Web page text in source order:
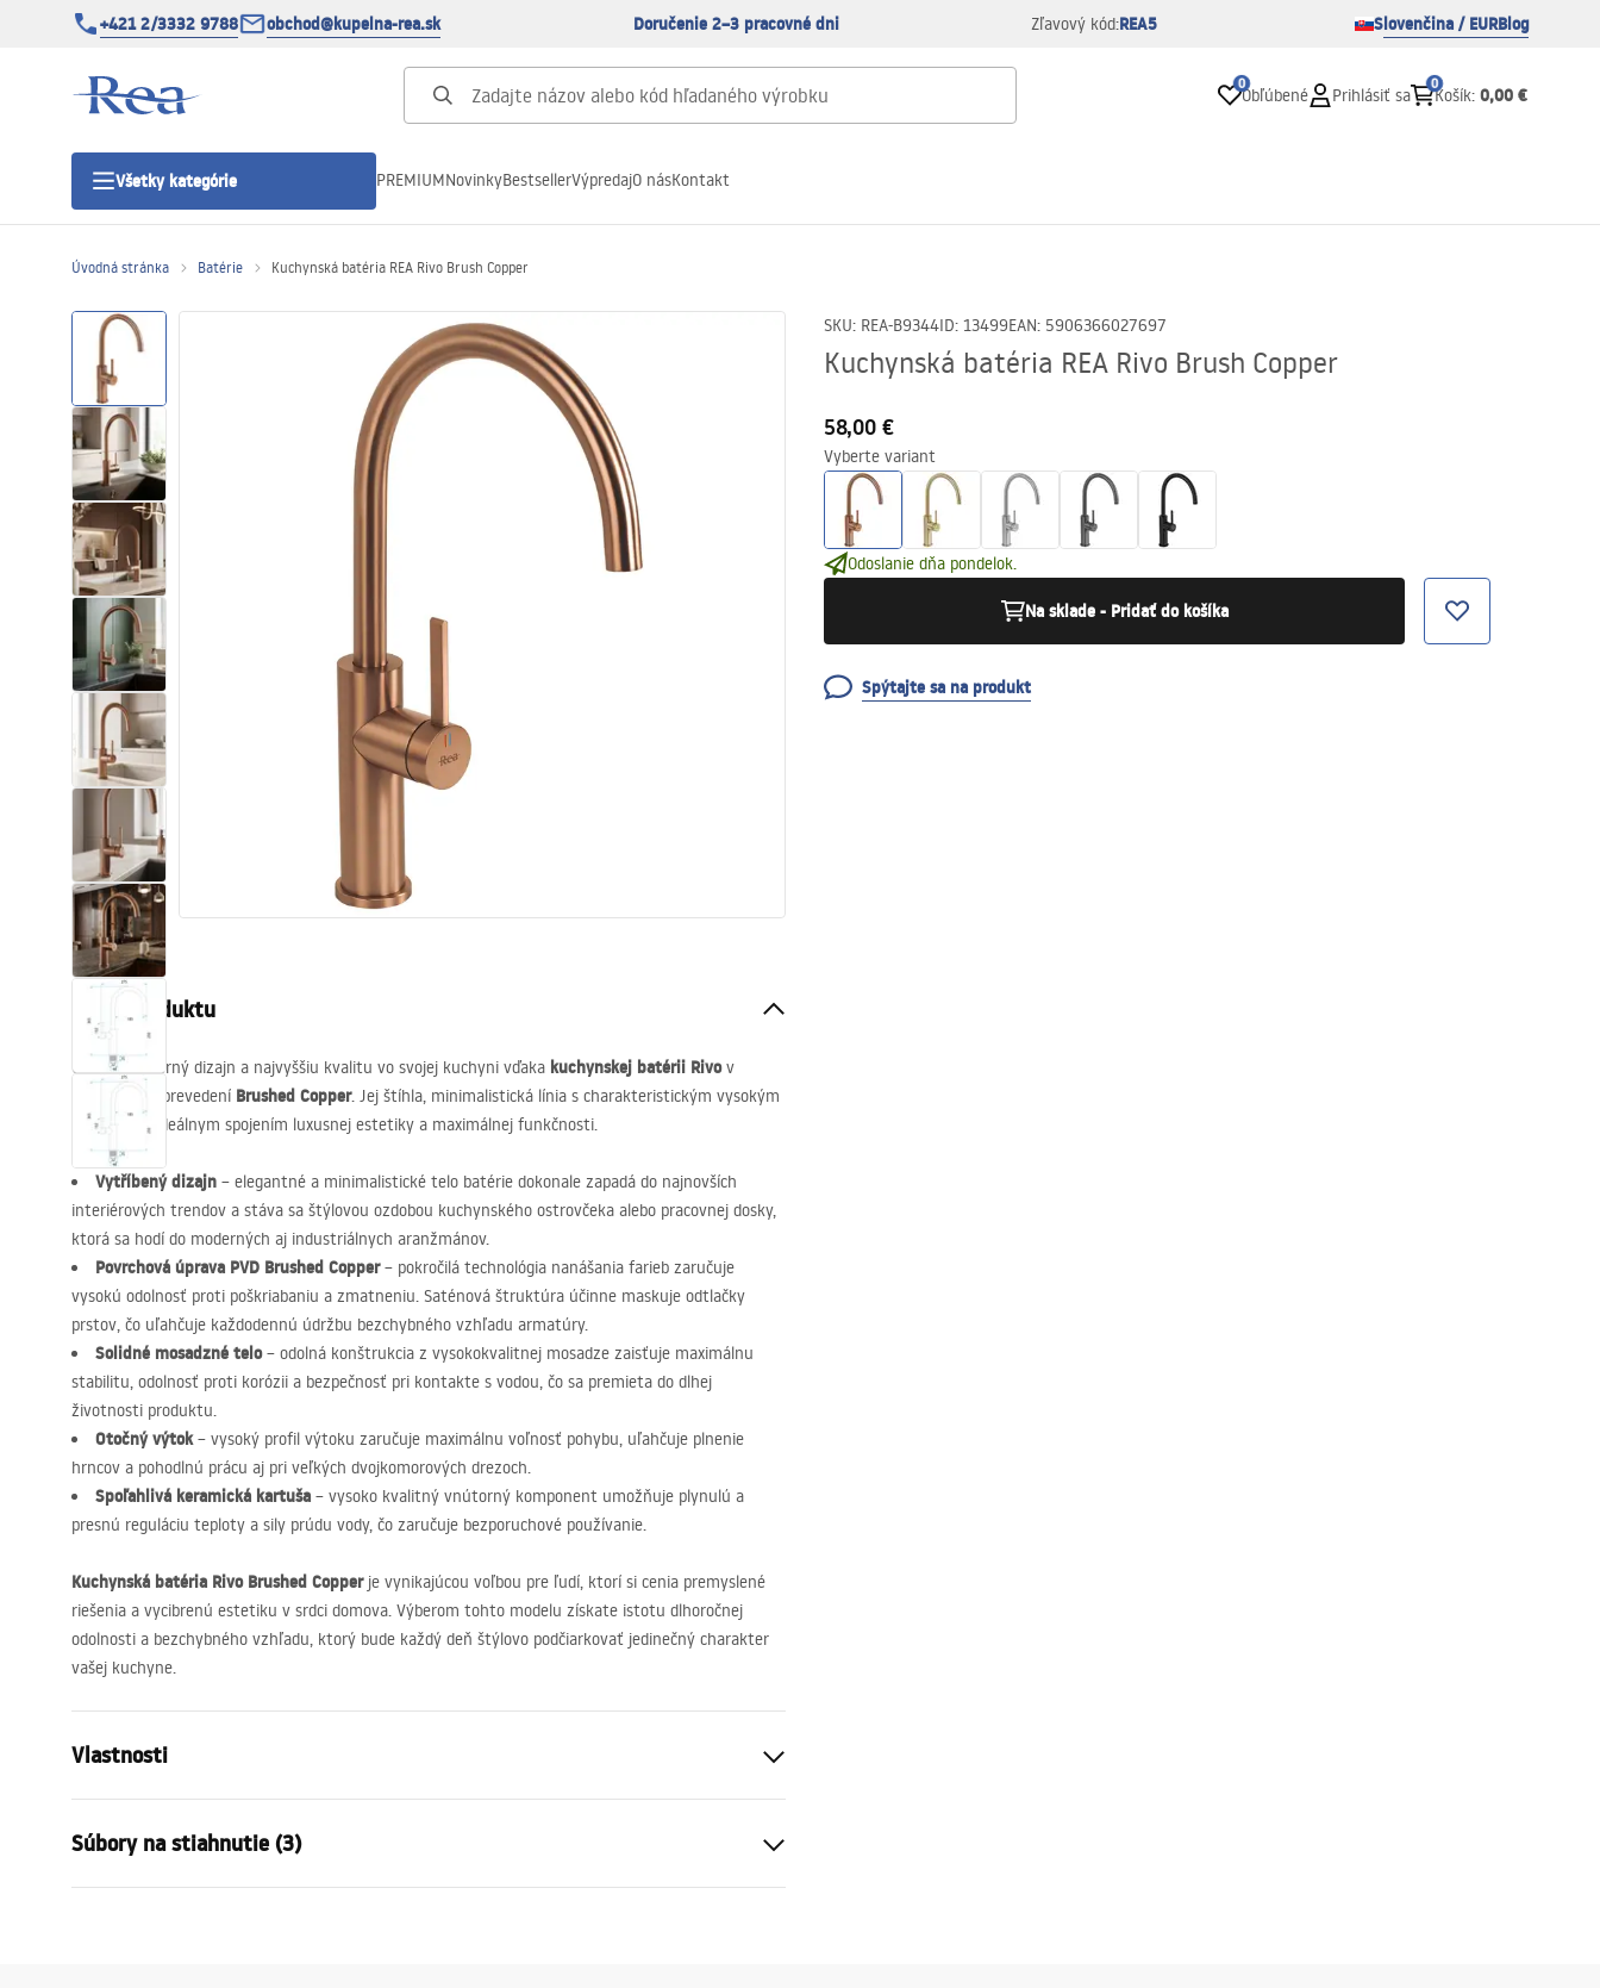
+421 2/3332 9788 obchod@kupelna-rea.sk Doručenie 2–3 pracovné dni Zľavový kód:REA5 Slovenčina / EURBlog
0
Obľúbené Prihlásiť sa
0
Košík: 0,00 €
Všetky kategórie
Sprchové dvere
Sprchové žľaby
Sanitárna keramika
Umývadlá
Vaňa so zástenou
Batérie
Sprchy
Kuchyňa
Kúpeľňové doplnky a nábytok
PREMIUMNovinkyBestsellerVýpredajO násKontakt
Úvodná stránka Batérie Kuchynská batéria REA Rivo Brush Copper
SKU: REA-B9344ID: 13499EAN: 5906366027697
Kuchynská batéria REA Rivo Brush Copper
58,00 €
Vyberte variant
Odoslanie dňa pondelok.
Na sklade - Pridať do košíka
Spýtajte sa na produkt
Popis produktu
Oceňte moderný dizajn a najvyššiu kvalitu vo svojej kuchyni vďaka kuchynskej batérii Rivov
elegantnom prevedení Brushed Copper. Jej štíhla, minimalistická línia s charakteristickým vysokým
výtokom je ideálnym spojením luxusnej estetiky a maximálnej funkčnosti.
Vytříbený dizajn – elegantné a minimalistické telo batérie dokonale zapadá do najnovších
interiérových trendov a stáva sa štýlovou ozdobou kuchynského ostrovčeka alebo pracovnej dosky,
ktorá sa hodí do moderných aj industriálnych aranžmánov.
Povrchová úprava PVD Brushed Copper– pokročilá technológia nanášania farieb zaručuje
vysokú odolnosť proti poškriabaniu a zmatneniu. Saténová štruktúra účinne maskuje odtlačky
prstov, čo uľahčuje každodennú údržbu bezchybného vzhľadu armatúry.
Solidné mosadzné telo– odolná konštrukcia z vysokokvalitnej mosadze zaisťuje maximálnu
stabilitu, odolnosť proti korózii a bezpečnosť pri kontakte s vodou, čo sa premieta do dlhej
životnosti produktu.
Otočný výtok– vysoký profil výtoku zaručuje maximálnu voľnosť pohybu, uľahčuje plnenie
hrncov a pohodlnú prácu aj pri veľkých dvojkomorových drezoch.
Spoľahlivá keramická kartuša – vysoko kvalitný vnútorný komponent umožňuje plynulú a
presnú reguláciu teploty a sily prúdu vody, čo zaručuje bezporuchové používanie.
Kuchynská batéria Rivo Brushed Copperje vynikajúcou voľbou pre ľudí, ktorí si cenia premyslené
riešenia a vycibrenú estetiku v srdci domova. Výberom tohto modelu získate istotu dlhoročnej
odolnosti a bezchybného vzhľadu, ktorý bude každý deň štýlovo podčiarkovať jedinečný charakter
vašej kuchyne.
Vlastnosti
Spôsob montáže
Farba
Kartáčovaná meď
Súbory na stiahnutie (3)